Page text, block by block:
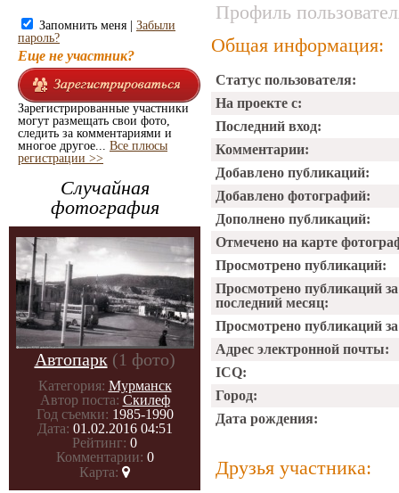
Запомнить меня | Забыли
пароль?
Еще не участник?
Зарегистрированные участники
могут размещать свои фото,
следить за комментариями и
многое другое... Все плюсы
регистрации >>
Случайная
фотография
Автопарк (1 фото)
Категория: Мурманск
Автор поста: Скилеф
Год съемки: 1985-1990
Дата: 01.02.2016 04:51
Рейтинг: 0
Комментарии: 0
Карта:
Профиль
Общая информация:
Статус пользователя:
На проекте с:
Последний вход:
Комментарии:
Добавлено публикаций:
Добавлено фотографий:
Дополнено публикаций:
Отмечено на карте
Просмотрено публикаций:
Просмотрено публикаций за
последний месяц:
Просмотрено публикаций за
Адрес электронной почты:
ICQ:
Город:
Дата рождения:
Друзья участника: